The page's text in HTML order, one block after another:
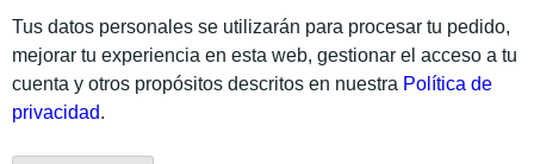
Tus datos personales se utilizarán para procesar tu pedido,
mejorar tu experiencia en esta web, gestionar el acceso a tu
cuenta y otros propósitos descritos en nuestra Política de
privacidad.